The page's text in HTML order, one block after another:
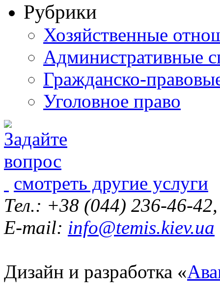
Рубрики
Хозяйственные
Административные
Гражданско-
Уголовное право
смотреть другие услуги
Тел.: +38 (044) 236-46-
E-mail: info@temis.kiev.ua
Дизайн и разработка «